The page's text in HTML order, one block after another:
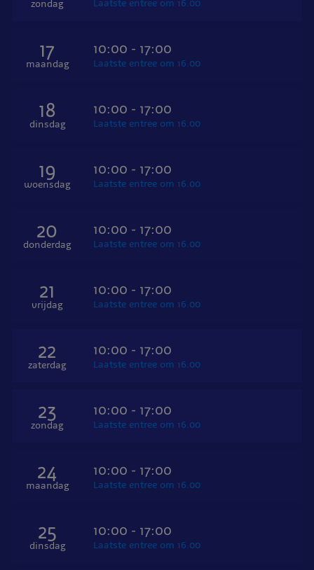
zondag Laatste entree om 16.00
17
maandag
10:00 - 17:00
Laatste entree om 16.00
18
dinsdag
10:00 - 17:00
Laatste entree om 16.00
19
woensdag
10:00 - 17:00
Laatste entree om 16.00
20
donderdag
10:00 - 17:00
Laatste entree om 16.00
21
vrijdag
10:00 - 17:00
Laatste entree om 16.00
22
zaterdag
10:00 - 17:00
Laatste entree om 16.00
23
zondag
10:00 - 17:00
Laatste entree om 16.00
24
maandag
10:00 - 17:00
Laatste entree om 16.00
25
dinsdag
10:00 - 17:00
Laatste entree om 16.00